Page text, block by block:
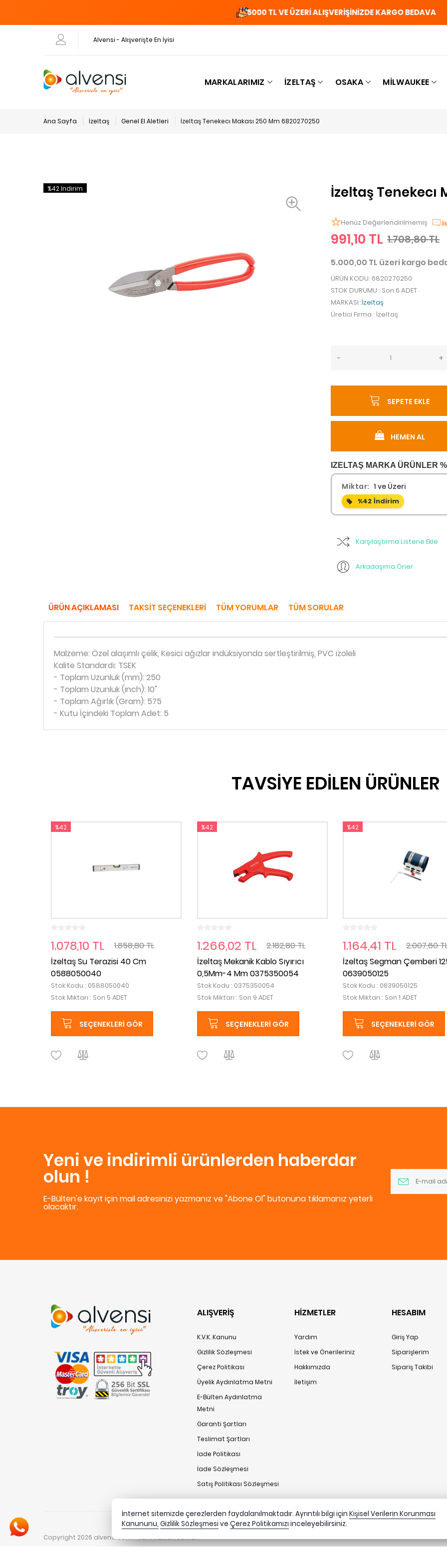
5000 TL VE ÜZERİ ALIŞVERİŞİNİZDE KARGO BEDAVA
Alvensi - Alışverişte En İyisi
MARKALARIMIZ İZELTAŞ OSAKA MILWAUKEE
Ana Sayfa İzeltaş Genel El Aletleri İzeltaş Tenekecı Makası 250 Mm 6820270250
İzeltaş Tenekecı
Henüz Değerlendirilmemiş
991,10 TL 1.708,80 TL
5.000,00 TL üzeri kargo
ÜRÜN KODU: 6820270250
STOK DURUMU : Son 6 ADET
MARKASI :İzeltaş
Üretici Firma : İzeltaş
- +
SEPETE EKLE
HEMEN AL
IZELTAŞ MARKA ÜRÜNLER
Miktar: 1 ve Üzeri
%42 İndirim
Karşılaştırma Listene Ekle
Arkadaşıma Öner
%42 İndirim
ÜRÜN AÇIKLAMASI TAKSIT SEÇENEKLERI TÜM YORUMLAR TÜM SORULAR
Malzeme: Özel alaşımlı çelik, Kesici ağızlar indüksiyonda sertleştirilmiş, PVC izoleli
Kalite Standardı: TSEK
- Toplam Uzunluk (mm): 250
- Toplam Uzunluk (inch): 10"
- Toplam Ağırlık (Gram): 575
- Kutu İçindeki Toplam Adet: 5
TAVSİYE EDİLEN ÜRÜNLER
%42
1.078,10 TL
1.858,80 TL
İzeltaş Su Terazisi 40 Cm
0588050040
Stok Kodu : 0588050040
Stok Miktarı : Son 5 ADET
SEÇENEKLERI GÖR
%42
1.266,02 TL
2.182,80 TL
İzeltaş Mekanik Kablo Sıyırıcı
0,5Mm-4 Mm 0375350054
Stok Kodu : 0375350054
Stok Miktarı : Son 9 ADET
SEÇENEKLERI GÖR
%42
1.164,41 TL
2.007,60
İzeltaş Segman Çemberi
0639050125
Stok Kodu : 0639050125
Stok Miktarı : Son 1 ADET
SEÇENEKLERI GÖR
Yeni ve indirimli ürünlerden haberdar
olun !
E-Bülten'e kayıt için mail adresinizi yazmanız ve "Abone Ol" butonuna tıklamanız yeterli
olacaktır.
ALIŞVERİŞ
K.V.K. Kanunu
Gizlilik Sözleşmesi
Çerez Politikası
Üyelik Aydınlatma Metni
E-Bülten Aydınlatma
Metni
Garanti Şartları
Teslimat Şartları
İade Politikası
İade Sözleşmesi
Satış Politikası Sözleşmesi
HİZMETLER
Yardım
İstek ve Önerileriniz
Hakkımızda
İletişim
HESABIM
Giriş Yap
Siparişlerim
Sipariş Takibi
Copyright 2026 alvensi.com - Tüm hakları saklıdır.
İnternet sitemizde çerezlerden faydalanılmaktadır. Ayrıntılı bilgi için Kişisel Verilerin Korunması
Kanununu, Gizlilik Sözleşmesi ve Çerez Politikamızı inceleyebilirsiniz.